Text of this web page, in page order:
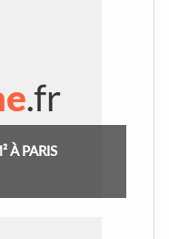
À PARIS